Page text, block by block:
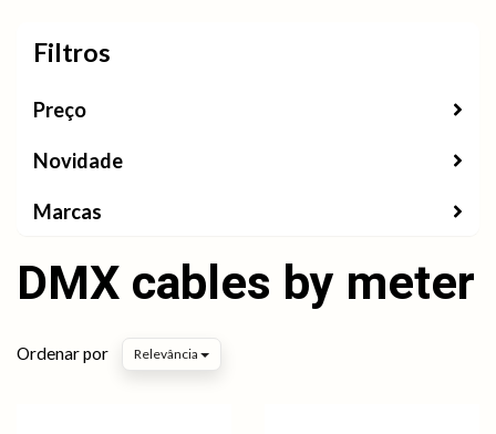
Filtros
Preço
Novidade
Marcas
DMX cables by meter
Ordenar por Relevância